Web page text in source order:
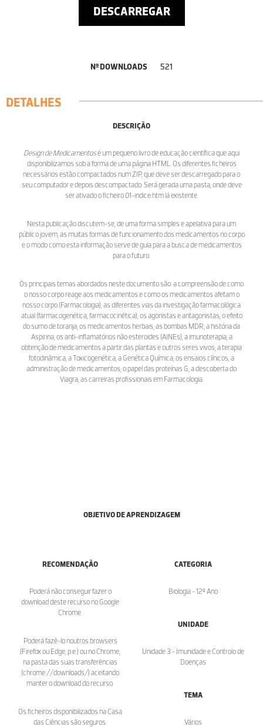
DESCARREGAR
Nº DOWNLOADS 521
DETALHES
DESCRIÇÃO
Design de Medicamentosé um pequeno livro de educação científica que aqui
disponibilizamos sob a forma de uma página HTML. Os diferentes ficheiros
necessários estão compactados num ZIP, que deve ser descarregado para o
seu computador e depois descompactado. Será gerada uma pasta, onde deve
ser ativado o ficheiro 01-indice.htm lá existente.
Nesta publicação discutem-se, de uma forma simples e apelativa para um
público jovem, as muitas formas de funcionamento dos medicamentos no corpo
e o modo como esta informação serve de guia para a busca de medicamentos
para o futuro.
Os principais temas abordados neste documento são: a compreensão de como
o nosso corpo reage aos medicamentos e como os medicamentos afetam o
nosso corpo (Farmacologia); as diferentes vias da investigação farmacológica
atual (farmacogenética, farmacocinética); os agonistas e antagonistas; o efeito
do sumo de toranja; os medicamentos herbais; as bombas MDR; a história da
Aspirina; os anti-inflamatórios não esteroides (AINEs); a imunoterapia; a
obtenção de medicamentos a partir das plantas e outros seres vivos; a terapia
fotodinâmica; a Toxicogenética; a Genética Química; os ensaios clínicos; a
administração de medicamentos; o papel das proteínas G; a descoberta do
Viagra; as carreiras profissionais em Farmacologia.
OBJETIVO DE APRENDIZAGEM
RECOMENDAÇÃO
Poderá não conseguir fazer o
download deste recurso no Google
Chrome.
Poderá fazê-lo noutros browsers
(Firefox ou Edge, p.e.) ou no Chrome,
na pasta das suas transferências
(chrome://downloads/) aceitando
manter o download do recurso.
Os ficheiros disponibilizados na Casa
das Ciências são seguros.
CATEGORIA
Biologia - 12º Ano
UNIDADE
Unidade 3 - Imunidade e Controlo de
Doenças
TEMA
Vários